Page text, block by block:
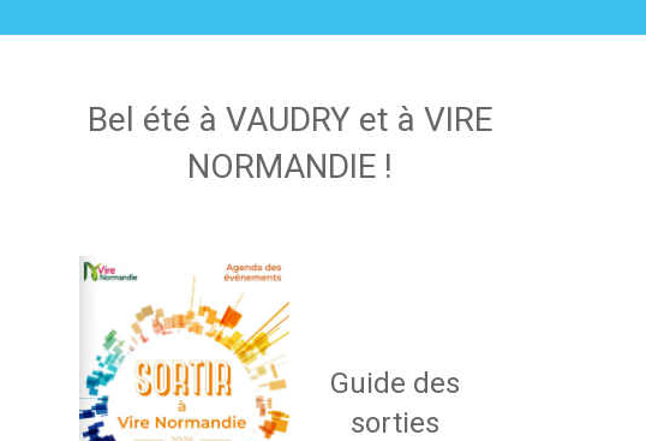
Bel été à VAUDRY et à VIRE
NORMANDIE !
Guide des
sorties